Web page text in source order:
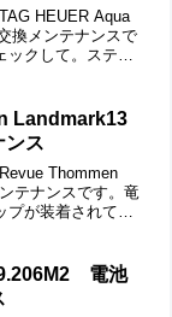
HEUER Aqua
換メンテナンスで
ックして。ステン
の汚れ...
Landmark13
ンス
Thommen
テナンスです。竜
が装着されてお
の状態もチェ...
電池